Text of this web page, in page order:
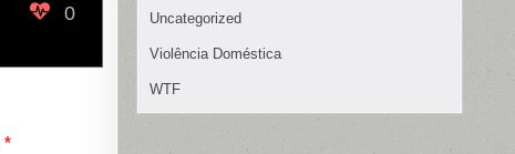
0
*
Uncategorized
Violência Doméstica
WTF